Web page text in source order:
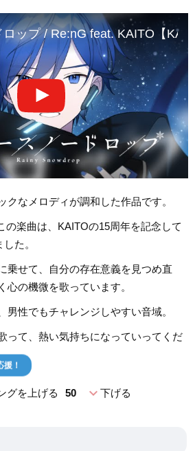
ップ / Re:nG feat. KAITO【
クなメロディが調和した作品です。
の楽曲は、KAITOの15周年を記念して
た。
乗せて、自分の存在意義を見つめ直
心の機微を歌っています。
男性でもチャレンジしやすい音域。
って、熱い気持ちになっていってくだ
グを上げる 50
援！
expand_more下げる